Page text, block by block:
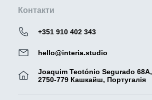
Контакти
+351 910 402 343
hello@interia.studio
Joaquim Teotónio Segurado 68A,
2750-779 Кашкайш, Португалія